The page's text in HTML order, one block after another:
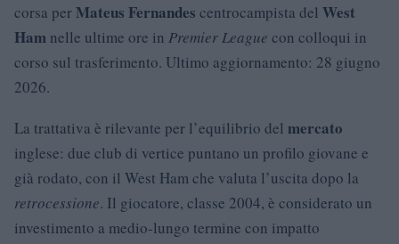
corsa per Mateus Fernandes centrocampista del West
Ham nelle ultime ore in Premier League con colloqui in
corso sul trasferimento. Ultimo aggiornamento: 28 giugno
2026.
La trattativa è rilevante per l’equilibrio del mercato
inglese: due club di vertice puntano un profilo giovane e
già rodato, con il West Ham che valuta l’uscita dopo la
retrocessione. Il giocatore, classe 2004, è considerato un
investimento a medio-lungo termine con impatto